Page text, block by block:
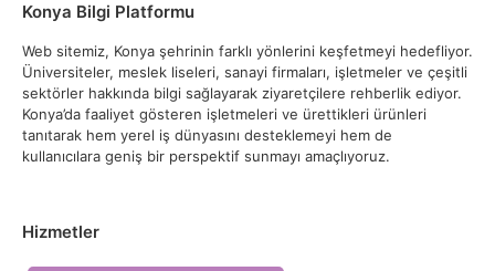
Konya Bilgi Platformu
Web sitemiz, Konya şehrinin farklı yönlerini keşfetmeyi hedefliyor.
Üniversiteler, meslek liseleri, sanayi firmaları, işletmeler ve çeşitli
sektörler hakkında bilgi sağlayarak ziyaretçilere rehberlik ediyor.
Konya’da faaliyet gösteren işletmeleri ve ürettikleri ürünleri
tanıtarak hem yerel iş dünyasını desteklemeyi hem de
kullanıcılara geniş bir perspektif sunmayı amaçlıyoruz.
Hizmetler